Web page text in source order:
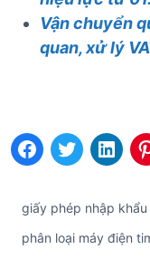
Vận chuyển
quan, xử lý
giấy phép nhập
phân loại máy điện